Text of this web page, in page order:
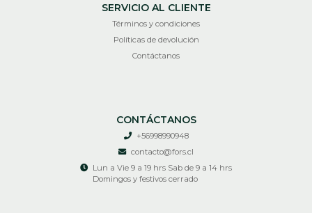
SERVICIO AL CLIENTE
Términos y condiciones
Políticas de devolución
Contáctanos
CONTÁCTANOS
+56998990948
contacto@fors.cl
Lun a Vie 9 a 19 hrs Sab de 9 a 14 hrs
Domingos y festivos cerrado